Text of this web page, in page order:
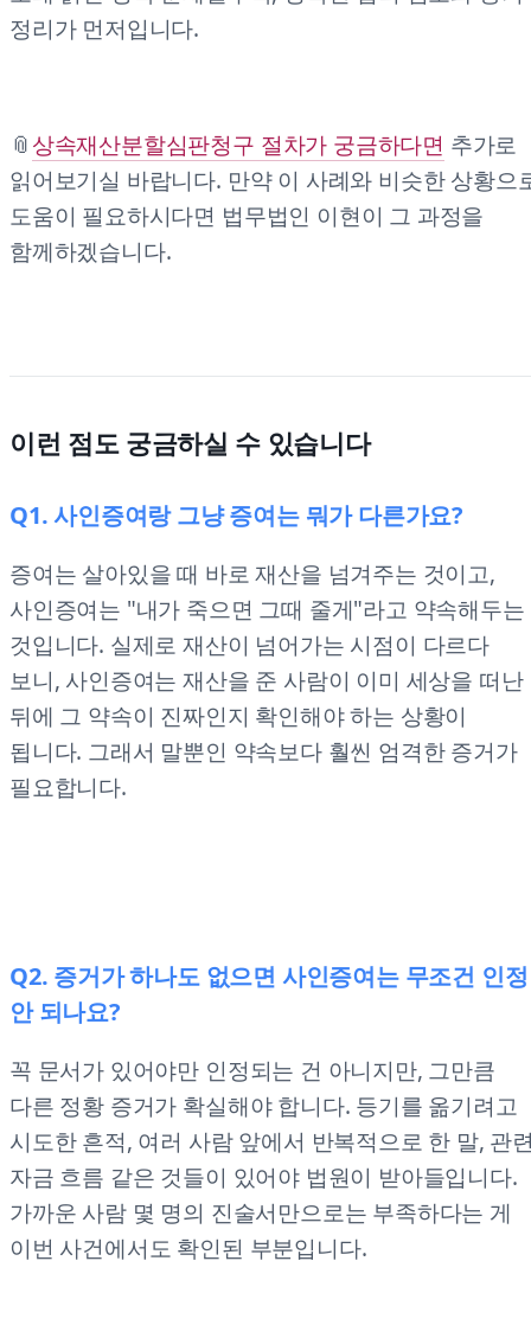
정리가 먼저입니다.
📎상속재산분할심판청구 절차가 궁금하다면 추가로
읽어보기실 바랍니다. 만약 이 사례와 비슷한 상황으
도움이 필요하시다면 법무법인 이현이 그 과정을
함께하겠습니다.
이런 점도 궁금하실 수 있습니다
Q1. 사인증여랑 그냥 증여는 뭐가 다른가요?
증여는 살아있을 때 바로 재산을 넘겨주는 것이고,
사인증여는 "내가 죽으면 그때 줄게"라고 약속해두는
것입니다. 실제로 재산이 넘어가는 시점이 다르다
보니, 사인증여는 재산을 준 사람이 이미 세상을 떠난
뒤에 그 약속이 진짜인지 확인해야 하는 상황이
됩니다. 그래서 말뿐인 약속보다 훨씬 엄격한 증거가
필요합니다.
Q2. 증거가 하나도 없으면 사인증여는 무조건 인정
안 되나요?
꼭 문서가 있어야만 인정되는 건 아니지만, 그만큼
다른 정황 증거가 확실해야 합니다. 등기를 옮기려고
시도한 흔적, 여러 사람 앞에서 반복적으로 한 말, 관
자금 흐름 같은 것들이 있어야 법원이 받아들입니다.
가까운 사람 몇 명의 진술서만으로는 부족하다는 게
이번 사건에서도 확인된 부분입니다.